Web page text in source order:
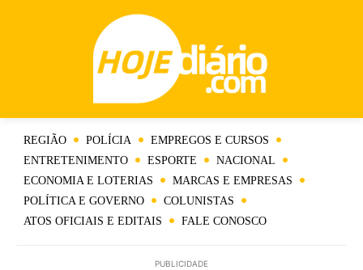
REGIÃO POLÍCIA
EMPREGOS E CURSOS
ENTRETENIMENTO
ESPORTE
NACIONAL
ECONOMIA E LOTERIAS
MARCAS E EMPRESAS
POLÍTICA E GOVERNO
COLUNISTAS
ATOS OFICIAIS E EDITAIS
FALE CONOSCO
PUBLICIDADE